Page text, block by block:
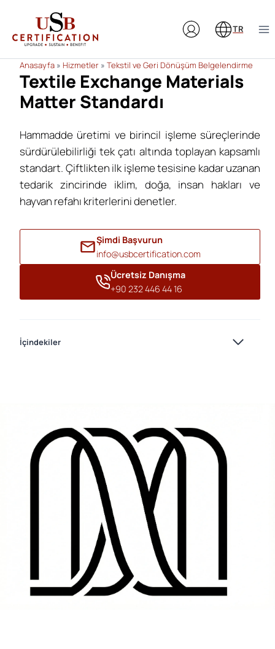
content
TR
Anasayfa » Hizmetler » Tekstil ve Geri Dönüşüm Belgelendirme
Textile Exchange Materials
Matter Standardı
Hammadde üretimi ve birincil işleme süreçlerinde
sürdürülebilirliği tek çatı altında toplayan kapsamlı
standart. Çiftlikten ilk işleme tesisine kadar uzanan
tedarik zincirinde iklim, doğa, insan hakları ve
hayvan refahı kriterlerini denetler.
Şimdi Başvurun
info@usbcertification.com
Ücretsiz Danışma
+90 232 446 44 16
İçindekiler